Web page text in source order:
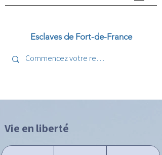
Esclaves de Fort-de-France
Vie en liberté